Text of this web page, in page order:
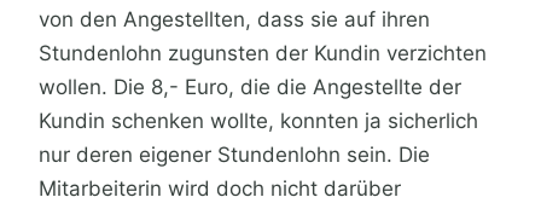
von den Angestellten, dass sie auf ihren
Stundenlohn zugunsten der Kundin verzichten
wollen. Die 8,- Euro, die die Angestellte der
Kundin schenken wollte, konnten ja sicherlich
nur deren eigener Stundenlohn sein. Die
Mitarbeiterin wird doch nicht darüber